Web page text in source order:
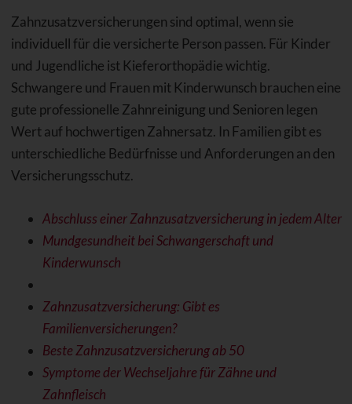
Zahnzusatzversicherungen sind optimal, wenn sie
individuell für die versicherte Person passen. Für Kinder
und Jugendliche ist Kieferorthopädie wichtig.
Schwangere und Frauen mit Kinderwunsch brauchen eine
gute professionelle Zahnreinigung und Senioren legen
Wert auf hochwertigen Zahnersatz. In Familien gibt es
unterschiedliche Bedürfnisse und Anforderungen an den
Versicherungsschutz.
Abschluss einer Zahnzusatzversicherung in jedem Alter
Mundgesundheit bei Schwangerschaft und
Kinderwunsch
Zahnzusatzversicherung: Gibt es
Familienversicherungen?
Beste Zahnzusatzversicherung ab 50
Symptome der Wechseljahre für Zähne und
Zahnfleisch